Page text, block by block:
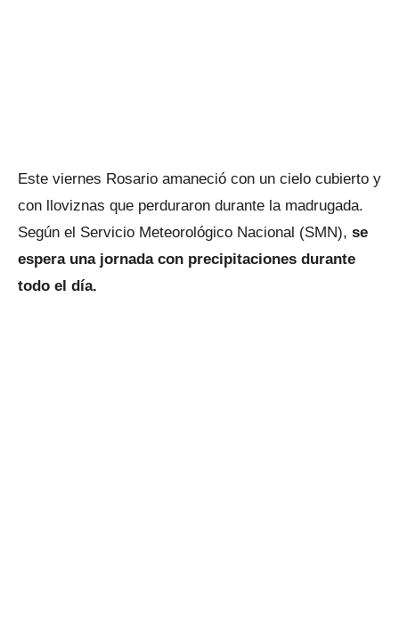
Este viernes Rosario amaneció con un cielo cubierto y
con lloviznas que perduraron durante la madrugada.
Según el Servicio Meteorológico Nacional (SMN), se
espera una jornada con precipitaciones durante
todo el día.